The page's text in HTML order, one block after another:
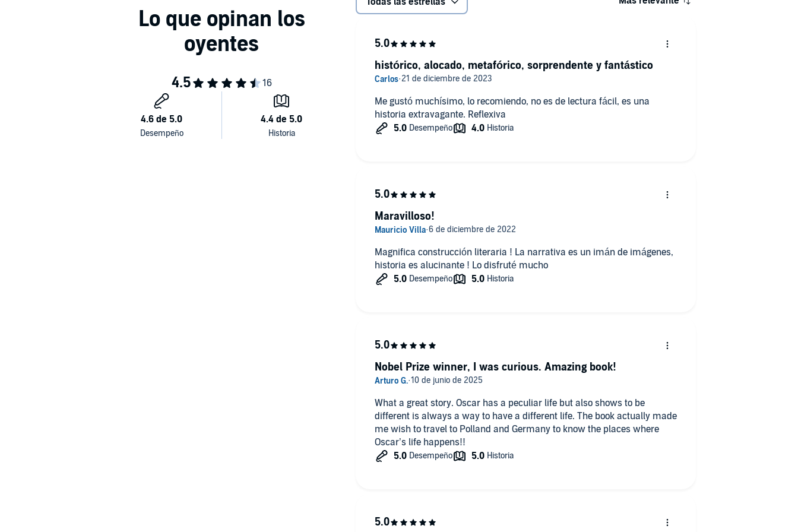
«A los catorce y quince años había leído dos veces
(Dickens hizo que quisiera ser escritor),
El tambor de hojalata , a los diecinueve y los veinte, la que me mostró cómo hacerlo. Fue
Günter Grass el que me enseñó que era posible ser un escritor vivo y escribir con toda la emoción y el lenguaje
Please note: This audiobook is in Spanish.
©1959 Hermann Luchterhand Verlag Darmstadt und Neuwied (P)2022 Penguin Random House Grupo
Me gustó muchísimo, lo recomiendo, no es de lectura fácil, es una
historia extravagante. Reflexiva
histórico, alocado, metafórico, sorprendente y fantástico
Magnifica construcción literaria ! La narrativa es un imán de imágenes,
historia es alucinante ! Lo disfruté mucho
Maravilloso!
What a great story. Oscar has a peculiar life but also shows to be
different is always a way to have a different life. The book actually made
me wish to travel to Polland and Germany to know the places where
Oscar’s life happens!!
Nobel Prize winner, I was curious. Amazing book!